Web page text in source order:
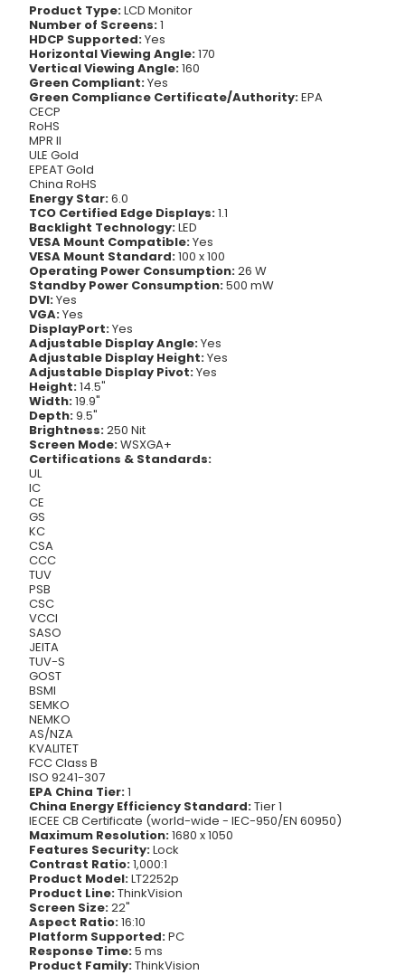
Product Type:LCD Monitor
Number of Screens:1
HDCP Supported:Yes
Horizontal Viewing Angle:170
Vertical Viewing Angle:160
Green Compliant:Yes
Green Compliance Certificate/Authority:EPA
CECP
RoHS
MPR II
ULE Gold
EPEAT Gold
China RoHS
Energy Star:6.0
TCO Certified Edge Displays:1.1
Backlight Technology:LED
VESA Mount Compatible:Yes
VESA Mount Standard:100 x 100
Operating Power Consumption:26 W
Standby Power Consumption:500 mW
DVI:Yes
VGA:Yes
DisplayPort:Yes
Adjustable Display Angle:Yes
Adjustable Display Height:Yes
Adjustable Display Pivot:Yes
Height:14.5"
Width:19.9"
Depth:9.5"
Brightness:250 Nit
Screen Mode:WSXGA+
Certifications & Standards:
UL
IC
CE
GS
KC
CSA
CCC
TUV
PSB
CSC
VCCI
SASO
JEITA
TUV-S
GOST
BSMI
SEMKO
NEMKO
AS/NZA
KVALITET
FCC Class B
ISO 9241-307
EPA China Tier:1
China Energy Efficiency Standard:Tier 1
IECEE CB Certificate (world-wide - IEC-950/EN 60950)
Maximum Resolution:1680 x 1050
Features Security:Lock
Contrast Ratio:1,000:1
Product Model:LT2252p
Product Line:ThinkVision
Screen Size:22"
Aspect Ratio:16:10
Platform Supported:PC
Response Time:5 ms
Product Family:ThinkVision